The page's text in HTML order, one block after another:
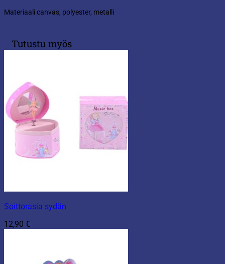
Materiaali canvas, polyester, metalli
Tutustu myös
Soittorasia sydän
12,90 €